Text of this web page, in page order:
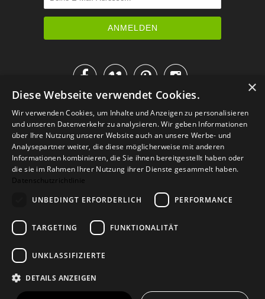

IM KATALOG BLÄTTERN
Versand Zahlarten
Retoure
Widerrufsformular
© 2026Baltic Design Shop. Baltic Design Shop
×
Diese Webseite verwendet Cookies.
Wir verwenden Cookies, um Inhalte und Anzeigen zu personalisieren
und unseren Datenverkehr zu analysieren. Wir geben Informationen
über Ihre Nutzung unserer Website auch an unsere Werbe- und
Analysepartner weiter, die diese möglicherweise mit anderen
Informationen kombinieren, die Sie ihnen bereitgestellt haben oder
die sie im Rahmen Ihrer Nutzung ihrer Dienste gesammelt haben.
Datenschutzrichtlinie
UNBEDINGT ERFORDERLICH
PERFORMANCE
TARGETING FUNKTIONALITÄT
UNKLASSIFIZIERTE
DETAILS ANZEIGEN